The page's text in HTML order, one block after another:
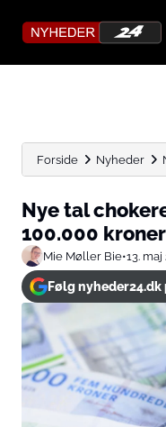
Forside Nyheder
Nye tal
100.000
Mie Møller Bie•13.
Følg nyheder24.dk